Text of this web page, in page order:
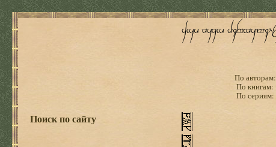
По авторам:
По книгам:
По сериям:
Поиск по сайту